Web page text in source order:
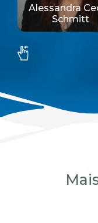
Alessandra
Schmitt